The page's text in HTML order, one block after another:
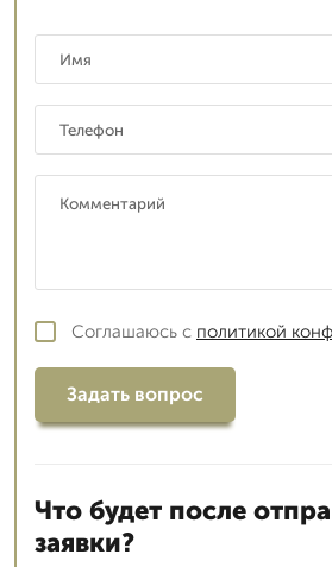
Соглашаюсь с политикой
Задать вопрос
Что будет после
заявки?